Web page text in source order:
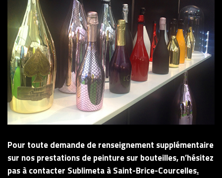
Pour toute demande de renseignement supplémentaire
sur nos prestations depeinture sur bouteilles,n’hésitez
pas à contacter Sublimeta à Saint-Brice-Courcelles.